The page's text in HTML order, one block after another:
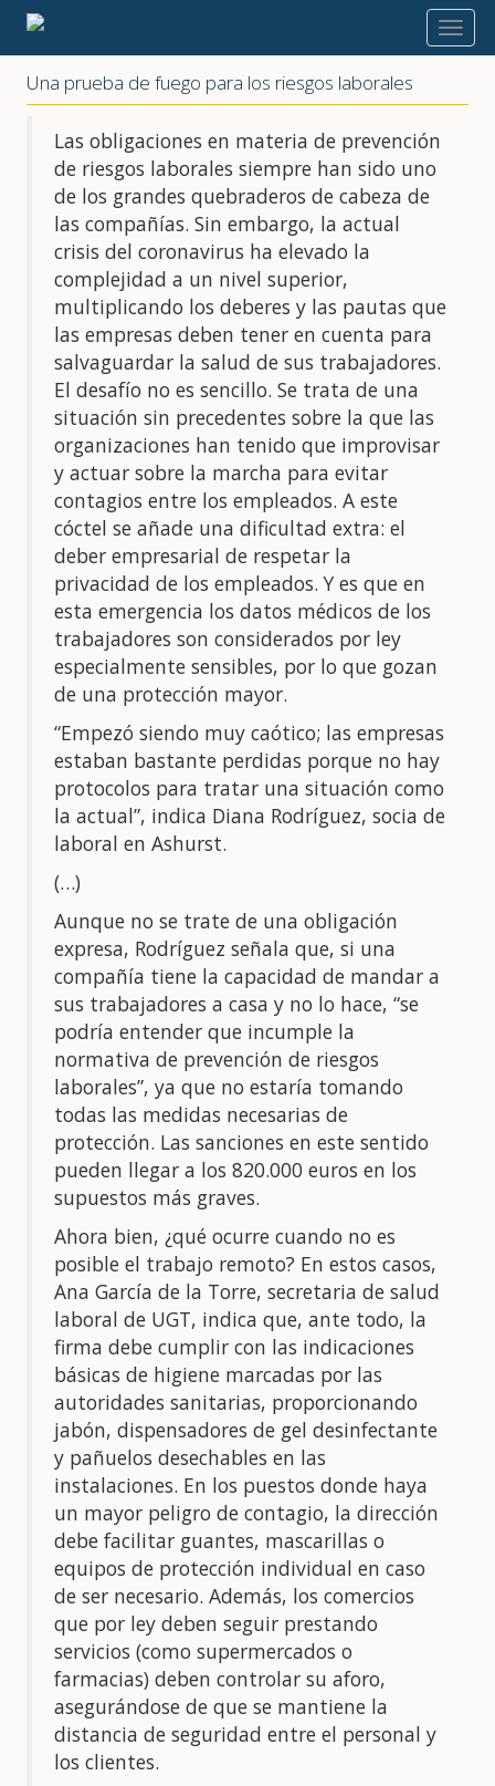
2020
Una prueba de fuego para los riesgos laborales
Las obligaciones en materia de prevención
de riesgos laborales siempre han sido uno
de los grandes quebraderos de cabeza de
las compañías. Sin embargo, la actual
crisis del coronavirus ha elevado la
complejidad a un nivel superior,
multiplicando los deberes y las pautas que
las empresas deben tener en cuenta para
salvaguardar la salud de sus trabajadores.
El desafío no es sencillo. Se trata de una
situación sin precedentes sobre la que las
organizaciones han tenido que improvisar
y actuar sobre la marcha para evitar
contagios entre los empleados. A este
cóctel se añade una dificultad extra: el
deber empresarial de respetar la
privacidad de los empleados. Y es que en
esta emergencia los datos médicos de los
trabajadores son considerados por ley
especialmente sensibles, por lo que gozan
de una protección mayor.
“Empezó siendo muy caótico; las empresas
estaban bastante perdidas porque no hay
protocolos para tratar una situación como
la actual”, indica Diana Rodríguez, socia de
laboral en Ashurst.
(…)
Aunque no se trate de una obligación
expresa, Rodríguez señala que, si una
compañía tiene la capacidad de mandar a
sus trabajadores a casa y no lo hace, “se
podría entender que incumple la
normativa de prevención de riesgos
laborales”, ya que no estaría tomando
todas las medidas necesarias de
protección. Las sanciones en este sentido
pueden llegar a los 820.000 euros en los
supuestos más graves.
Ahora bien, ¿qué ocurre cuando no es
posible el trabajo remoto? En estos casos,
Ana García de la Torre, secretaria de salud
laboral de UGT, indica que, ante todo, la
firma debe cumplir con las indicaciones
básicas de higiene marcadas por las
autoridades sanitarias, proporcionando
jabón, dispensadores de gel desinfectante
y pañuelos desechables en las
instalaciones. En los puestos donde haya
un mayor peligro de contagio, la dirección
debe facilitar guantes, mascarillas o
equipos de protección individual en caso
de ser necesario. Además, los comercios
que por ley deben seguir prestando
servicios (como supermercados o
farmacias) deben controlar su aforo,
asegurándose de que se mantiene la
distancia de seguridad entre el personal y
los clientes.